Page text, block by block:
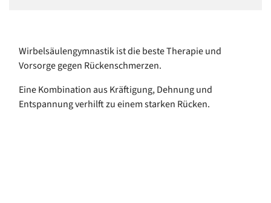
Wirbelsäulengymnastik ist die beste Therapie und
Vorsorge gegen Rückenschmerzen.
Eine Kombination aus Kräftigung, Dehnung und
Entspannung verhilft zu einem starken Rücken.